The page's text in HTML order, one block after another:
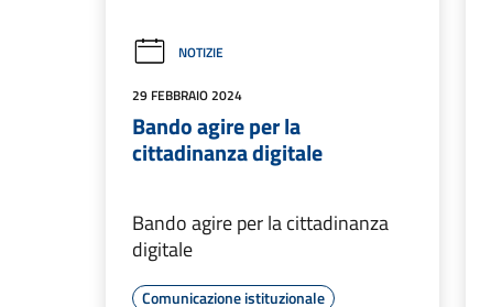
NOTIZIE
29 FEBBRAIO 2024
Bando agire per la
cittadinanza digitale
Bando agire per la cittadinanza
digitale
Comunicazione istituzionale